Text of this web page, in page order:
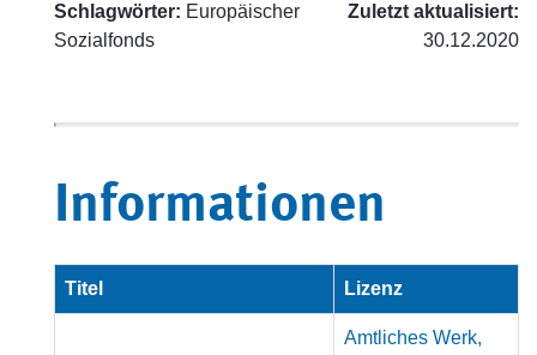
Schlagwörter: Europäischer
Sozialfonds
Zuletzt aktualisiert:
30.12.2020
Informationen
Titel Lizenz
Amtliches Werk,